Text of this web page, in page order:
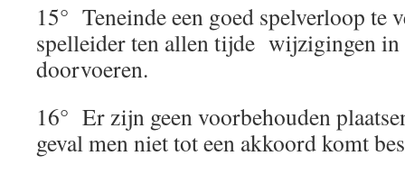
15° Teneinde een goed spelverloop te
spelleider ten allen tijde wijzigingen in
doorvoeren.
16° Er zijn geen voorbehouden
geval men niet tot een akkoord komt